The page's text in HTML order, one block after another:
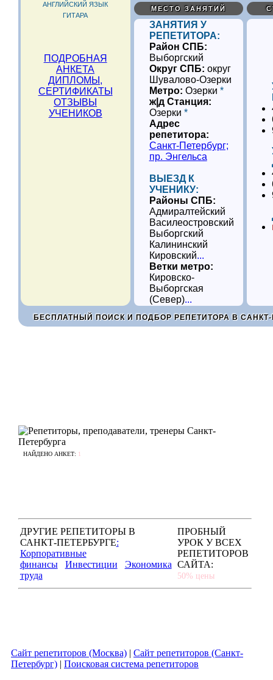
АНГЛИЙСКИЙ ЯЗЫК
ГИТАРА
ПОДРОБНАЯ
АНКЕТА
ДИПЛОМЫ,
СЕРТИФИКАТЫ
ОТЗЫВЫ
УЧЕНИКОВ
МЕСТО ЗАНЯТИЙ
ЗАНЯТИЯ У
РЕПЕТИТОРА:
Район СПБ:
Выборгский
Округ СПБ: округ
Шувалово-Озерки
Метро: Озерки *
ж|д Станция:
Озерки *
Адрес
репетитора:
Санкт-Петербург;
пр. Энгельса
ВЫЕЗД К
УЧЕНИКУ:
Районы СПБ:
Адмиралтейский
Василеостровский
Выборгский
Калининский
Кировский...
Ветки метро:
Кировско-
Выборгская
(Север)...
БЕСПЛАТНЫЙ ПОИСК И ПОДБОР РЕПЕТИТОРА В САНКТ-
НАЙДЕНО АНКЕТ: 1
ДРУГИЕ РЕПЕТИТОРЫ В
САНКТ-ПЕТЕРБУРГЕ:
Корпоративные
финансы
Инвестиции
Экономика
труда
ПРОБНЫЙ
УРОК У ВСЕХ
РЕПЕТИТОРОВ
САЙТА:
50% цены
Сайт репетиторов (Москва) | Сайт репетиторов (Санкт-
Петербург) | Поисковая система репетиторов